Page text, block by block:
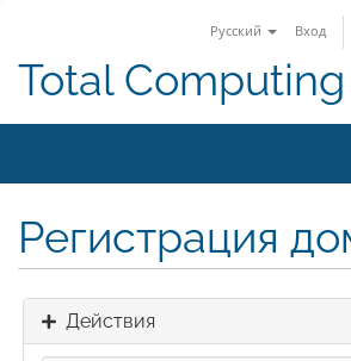
Русский Вход
Total
Регистрация
Действия